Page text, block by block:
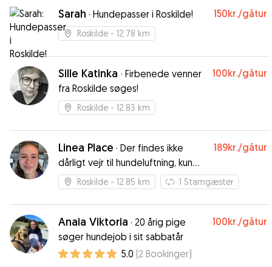
billeder og hilsner hver dag. Han har haft
overskud til at lege og lære Bella nye tricks. Vi
har været meget trygge og har fået en rigtig
anden gang. Han får vores varmeste
anbefalinger.”
Sarah · Hundepasser i Roskilde! 150kr./gåtur
Roskilde - 12.78 km
Sille Katinka · Firbenede venner
fra Roskilde søges!
100kr./gåtur
Roskilde - 12.83 km
Linea Place · Der findes ikke
dårligt vejr til hundeluftning, kun
dårlig påklædning
189kr./gåtur
Roskilde - 12.85 km 1 Stamgæster
Anaia Viktoria · 20 årig pige
søger hundejob i sit sabbatår
100kr./gåtur
5.0 (2 Bookinger)